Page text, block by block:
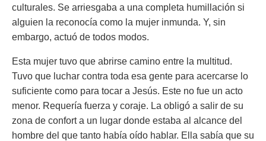
culturales. Se arriesgaba a una completa humillación si
alguien la reconocía como la mujer inmunda. Y, sin
embargo, actuó de todos modos.
Esta mujer tuvo que abrirse camino entre la multitud.
Tuvo que luchar contra toda esa gente para acercarse lo
suficiente como para tocar a Jesús. Este no fue un acto
menor. Requería fuerza y ​​coraje. La obligó a salir de su
zona de confort a un lugar donde estaba al alcance del
hombre del que tanto había oído hablar. Ella sabía que su